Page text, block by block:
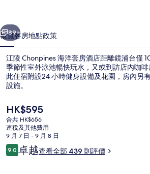
酒
店
相
片
個 下一個
89+
概覽客房地點政策
江陵 Chonpines 海洋套房酒店距離鏡浦台僅
季節性室外泳池暢快玩水，又或到訪店內咖啡
此住宿附設24 小時健身設備及花園，房內另
設施。
現
價
HK$595
HK$595
合共 HK$656
連稅及其他費用
9 月 7 日 - 9 月 8 日
評
價
9.09.0 分，滿分 10 分，
卓越查看全部 439 則評價